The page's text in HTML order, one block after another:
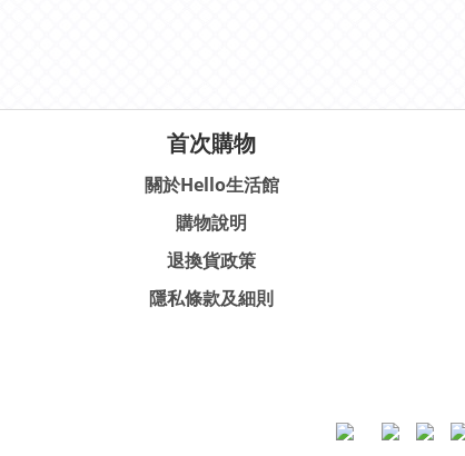
首次購物
關於Hello生活館
購物說明
退換貨政策
隱私條款及細則